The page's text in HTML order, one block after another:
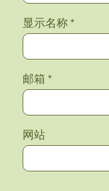
显示名称*
邮箱*
网站